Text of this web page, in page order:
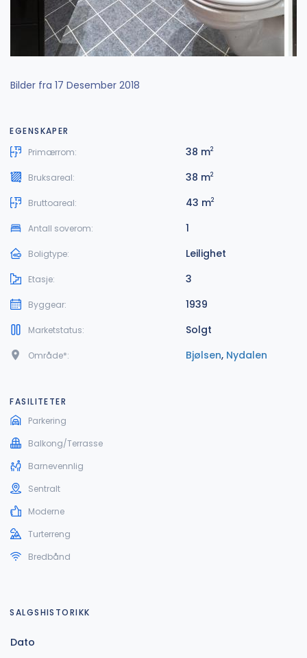
Bilder fra 17 Desember 2018
EGENSKAPER
Primærrom:
38 m2
Bruksareal: 38 m2
Bruttoareal: 43 m2
Antall soverom: 1
Boligtype: Leilighet
Etasje: 3
Byggear: 1939
Marketstatus: Solgt
Område*: Bjølsen, Nydalen
FASILITETER
Parkering
Balkong/Terrasse
Barnevennlig
Sentralt
Moderne
Turterreng
Bredbånd
SALGSHISTORIKK
Dato